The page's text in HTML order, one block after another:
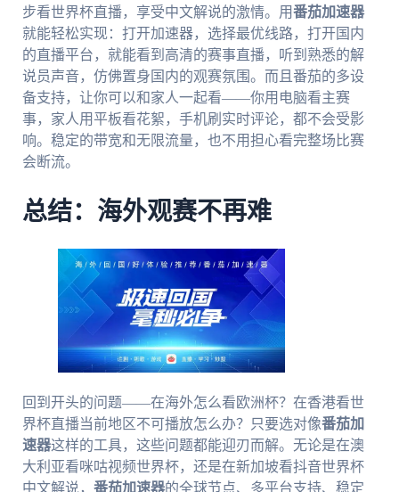
步看世界杯直播，享受中文解说的激情。用番茄加速器
就能轻松实现：打开加速器，选择最优线路，打开国内
的直播平台，就能看到高清的赛事直播，听到熟悉的解
说员声音，仿佛置身国内的观赛氛围。而且番茄的多设
备支持，让你可以和家人一起看——你用电脑看主赛
事，家人用平板看花絮，手机刷实时评论，都不会受影
响。稳定的带宽和无限流量，也不用担心看完整场比赛
会断流。
总结：海外观赛不再难
回到开头的问题——在海外怎么看欧洲杯？在香港看世
界杯直播当前地区不可播放怎么办？只要选对像番茄加
速器这样的工具，这些问题都能迎刃而解。无论是在澳
大利亚看咪咕视频世界杯，还是在新加坡看抖音世界杯
中文解说， 番茄加速器的全球节点、多平台支持、稳定